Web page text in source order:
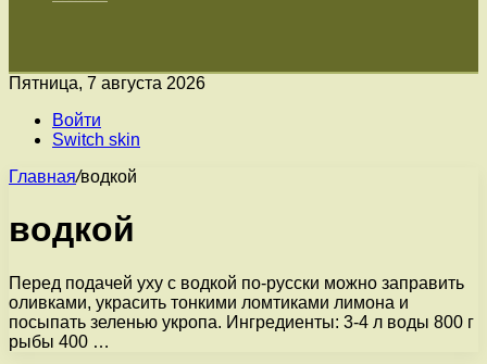
Пятница, 7 августа 2026
Войти
Switch skin
Главная/водкой
водкой
Перед подачей уху с водкой по-русски можно заправить
оливками, украсить тонкими ломтиками лимона и
посыпать зеленью укропа. Ингредиенты: 3-4 л воды 800 г
рыбы 400 …